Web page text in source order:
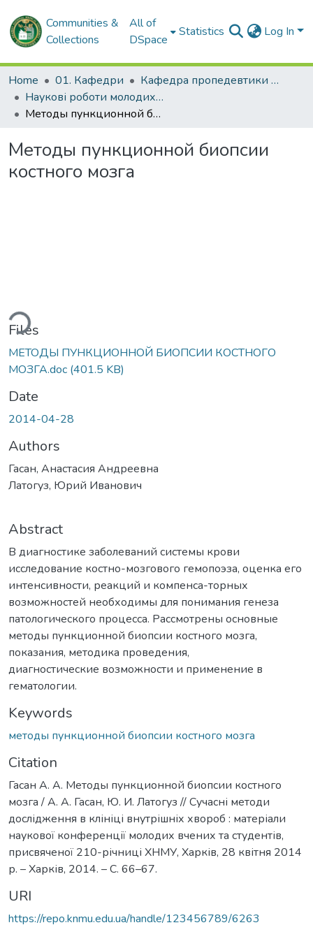
Communities &
Collections
All of
DSpace
Statistics Log In
Home 01. Кафедри
Кафедра пропедевтики внутрішньої медицини № 1, основ біоетики та біобезпеки
Наукові роботи молодих дослідників. Кафедра пропедевтики внутрішньої медицини № 1, основ біоетики та біобезпеки
Методы пункционной биопсии костного мозга
Методы пункционной биопсии
костного мозга
Files
МЕТОДЫ ПУНКЦИОННОЙ БИОПСИИ КОСТНОГО
МОЗГА.doc (401.5 KB)
Date
2014-04-28
Authors
Гасан, Анастасия Андреевна
Латогуз, Юрий Иванович
Abstract
В диагностике заболеваний системы крови
исследование костно-мозгового гемопоэза, оценка его
интенсивности, реакций и компенса-торных
возможностей необходимы для понимания генеза
патологического процесса. Рассмотрены основные
методы пункционной биопсии костного мозга,
показания, методика проведения,
диагностические возможности и применение в
гематологии.
Keywords
методы пункционной биопсии костного мозга
Citation
Гасан А. А. Методы пункционной биопсии костного
мозга / А. А. Гасан, Ю. И. Латогуз // Сучасні методи
дослідження в клініці внутрішніх хвороб : матеріали
наукової конференції молодих вчених та студентів,
присвяченої 210-річниці ХНМУ, Харків, 28 квітня 2014
р. – Харків, 2014. – С. 66–67.
URI
https://repo.knmu.edu.ua/handle/123456789/6263